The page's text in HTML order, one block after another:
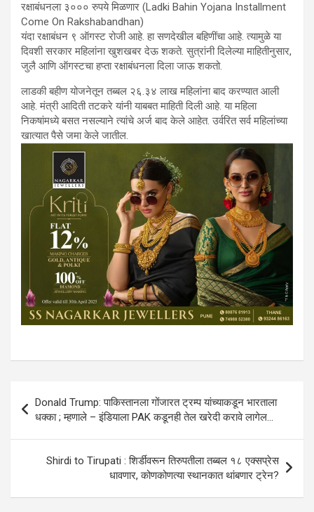
रक्षाबंधनला ३००० रुपये मिळणार (Ladki Bahin Yojana Installment
Come On Rakshabandhan)
यंदा रक्षाबंधन ९ ऑगस्ट रोजी आहे. हा सणदेखील बहि‍णींचा आहे. त्यामुळे या
दिवशी सरकार महिलांना खुशखबर देऊ शकते. सुत्रांनी दिलेल्या माहितीनुसार,
जुलै आणि ऑगस्टचा हप्ता रक्षाबंधनला दिला जाऊ शकतो.
लाडकी बहीण योजनेतून तब्बल २६.३४ लाख महिलांना बाद करण्यात आली
आहे. मंत्री आदिती तटकरे यांनी याबबत माहिती दिली आहे. या महिला
निकषांमध्ये बसत नसल्याने त्यांचे अर्ज बाद केले आहेत. उर्वरित सर्व महिलांच्या
खात्यात पैसे जमा केले जातील.
navigation
Donald Trump: पाकिस्तानला गोंजारत ट्रम्प यांच्याकडून भारताला
धक्का ; म्हणाले – इंडियाला PAK कडूनही तेल खरेदी करावे लागेल…
Shirdi to Tirupati : शिर्डीवरून तिरुपतीला तब्बल १८ एक्सप्रेस
धावणार, कोणकोणत्या स्थानकात थांबणार ट्रेन?